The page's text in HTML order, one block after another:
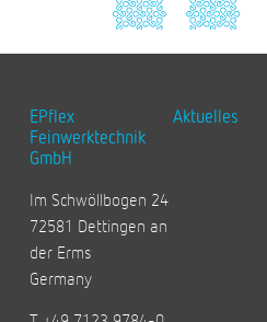
EPflex
Feinwerktechnik
GmbH
Im Schwöllbogen 24
72581 Dettingen an
der Erms
Germany
Aktuelles